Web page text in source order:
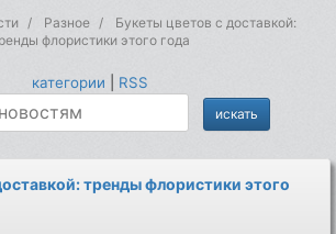
Разное
Букеты цветов с доставкой:
флористики этого года
категории RSS
тренды флористики этого